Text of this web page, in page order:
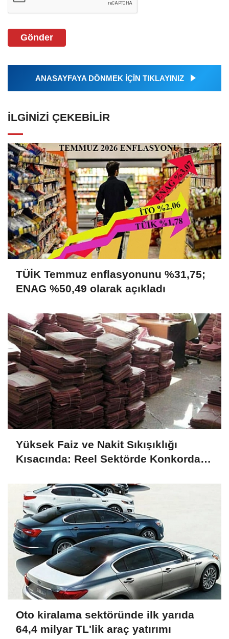
Gönder
ANASAYFAYA DÖNMEK İÇİN TIKLAYINIZ
İLGINIZI ÇEKEBILIR
TÜİK Temmuz enflasyonunu %31,75;
ENAG %50,49 olarak açıkladı
Yüksek Faiz ve Nakit Sıkışıklığı
Kısacında: Reel Sektörde Konkordato
Oto kiralama sektöründe ilk yarıda
64,4 milyar TL'lik araç yatırımı